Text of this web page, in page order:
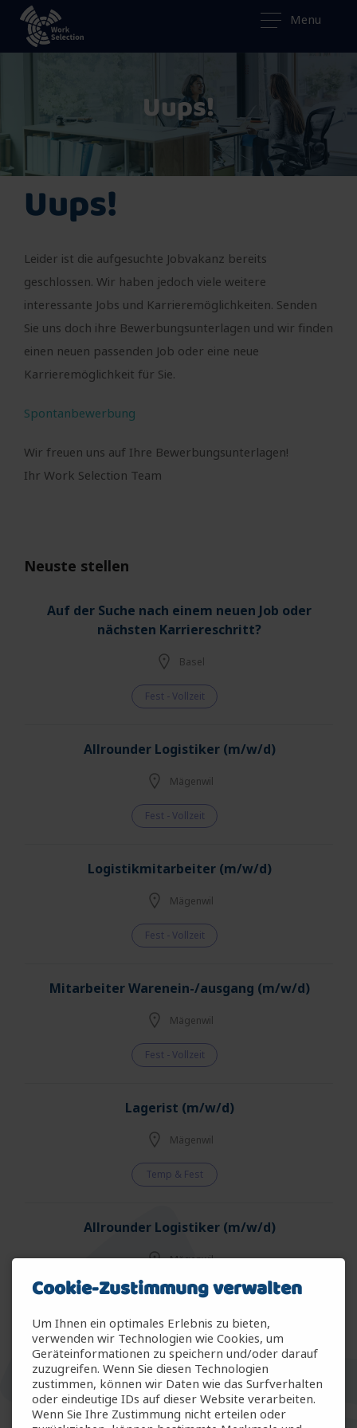
Menu
Uups!
Uups!
Leider ist die aufgesuchte Jobvakanz bereits
geschlossen. Wir haben jedoch viele weitere
interessante Jobs und Karrieremöglichkeiten. Senden
Sie uns doch ihre Bewerbungsunterlagen und wir finden
einen neuen passenden Job oder eine neue
Karrieremöglichkeit für Sie.
Spontanbewerbung
Wir freuen uns auf Ihre Bewerbungsunterlagen!
Ihr Work Selection Team
Neuste stellen
Auf der Suche nach einem neuen Job oder
nächsten Karriereschritt?
Basel
Fest - Vollzeit
Allrounder Logistiker (m/w/d)
Mägenwil
Fest - Vollzeit
Logistikmitarbeiter (m/w/d)
Mägenwil
Fest - Vollzeit
Mitarbeiter Warenein-/ausgang (m/w/d)
Mägenwil
Fest - Vollzeit
Lagerist (m/w/d)
Mägenwil
Temp & Fest
Allrounder Logistiker (m/w/d)
Mägenwil
Temp & Fest
Allrounder Gartenbau (m/w/d)
Arbon
Temp & Fest
Cookie-Zustimmung verwalten
Um Ihnen ein optimales Erlebnis zu bieten,
verwenden wir Technologien wie Cookies, um
Geräteinformationen zu speichern und/oder darauf
zuzugreifen. Wenn Sie diesen Technologien
zustimmen, können wir Daten wie das Surfverhalten
oder eindeutige IDs auf dieser Website verarbeiten.
Wenn Sie Ihre Zustimmung nicht erteilen oder